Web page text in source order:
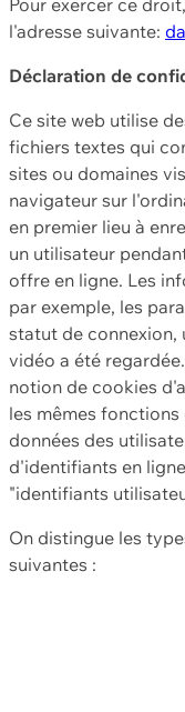
l'adresse suivante:
Déclaration de
Ce site web utilise
fichiers textes qui
sites ou domaines
navigateur sur
en premier lieu à
un utilisateur
offre en ligne. Les
par exemple, les
statut de connexion,
vidéo a été
notion de cookies
les mêmes
données des
d'identifiants en
"identifiants
On distingue les
suivantes :